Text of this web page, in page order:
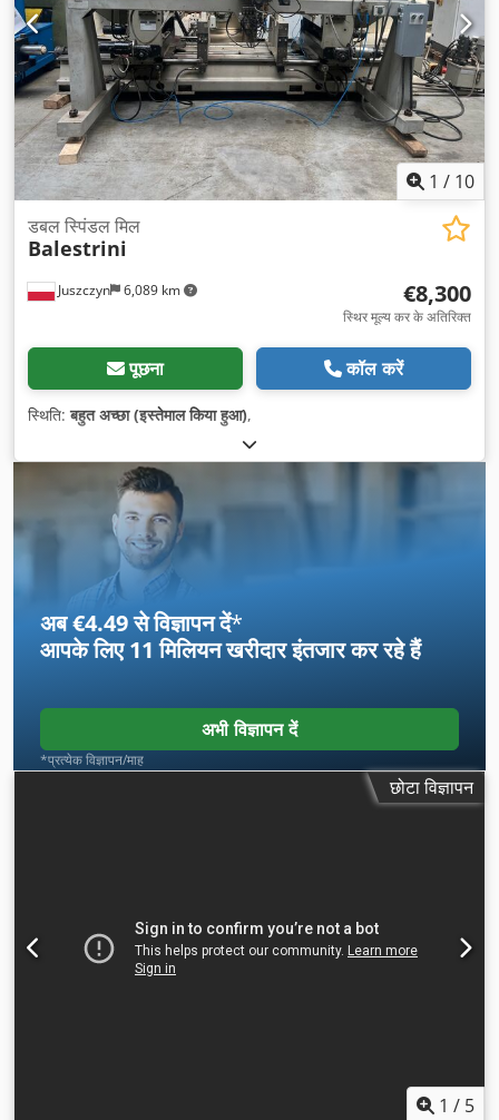
1 / 10
Juszczyn 6,089 km
डबल स्पिंडल मिल
Balestrini
€8,300
स्थिर मूल्य कर के अतिरिक्त
पूछना कॉल करें
स्थिति:बहुत अच्छा (इस्तेमाल किया हुआ),
अब €4.49 से विज्ञापन दें*
आपके लिए11 मिलियन खरीदारइंतजार कर रहे हैं
अभी विज्ञापन दें
*प्रत्येक विज्ञापन/माह
छोटा विज्ञापन
1 / 5